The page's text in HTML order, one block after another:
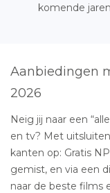
komende
Aanbiedingen
2026
Neig jij naar een
en tv? Met
kanten op: Gratis
gemist, en via een
naar de beste films